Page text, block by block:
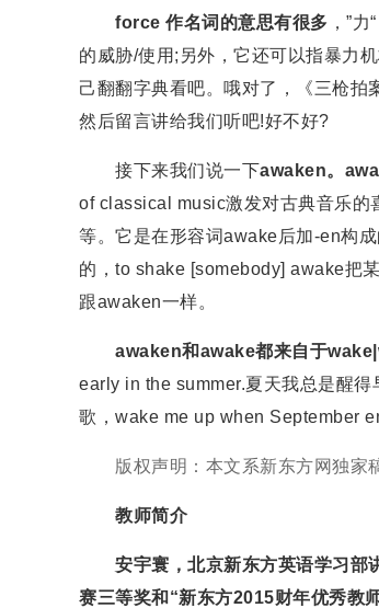
force 作名词的意思有很多 ，”
的威胁/使用;另外，它还可以指暴力
己翻翻字典看吧。哦对了，《三枪拍
然后留言讲给我们听吧!好不好?
接下来我们说一下awaken。
of classical music激发对古典音乐的
等。它是在形容词awake后加-en构
的，to shake [somebody] awake把
跟awaken一样。
awaken和awake都来自于
early in the summer.夏天我总是醒
歌，wake me up when September
版权声明：本文系新东方网独家稿
教师简介
安宇寰，北京新东方英语学习部讲
赛三等奖和“新东方2015财年优秀教